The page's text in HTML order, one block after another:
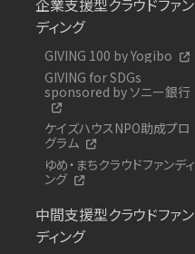
ディング
GIVING 100 by Yogibo
GIVING for SDGs
sponsored by ソニー銀行
ケイズハウスNPO助成プロ
グラム
ゆめ・まちクラウドファンディ
ング
中間支援型クラウドファン
ディング